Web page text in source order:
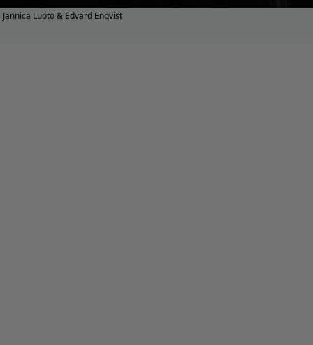
Jannica Luoto & Edvard Enqvist